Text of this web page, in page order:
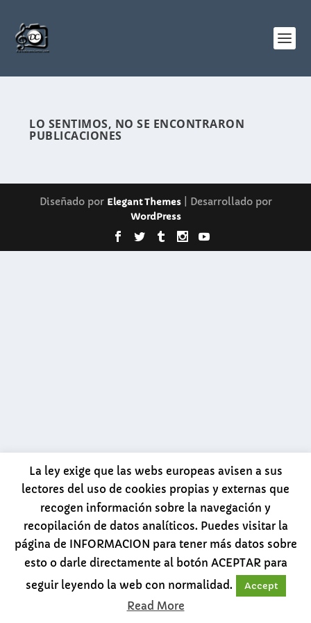
LO SENTIMOS, NO SE ENCONTRARON
PUBLICACIONES
Diseñado por Elegant Themes| Desarrollado por
WordPress
La ley exige que las webs europeas avisen a sus
lectores del uso de cookies propias y externas que
recogen información sobre la navegación y
recopilación de datos analíticos. Puedes visitar la
página de INFORMACION para tener más datos sobre
esto o darle directamente al botón ACEPTAR para
seguir leyendo la web con normalidad.
Accept
Read More